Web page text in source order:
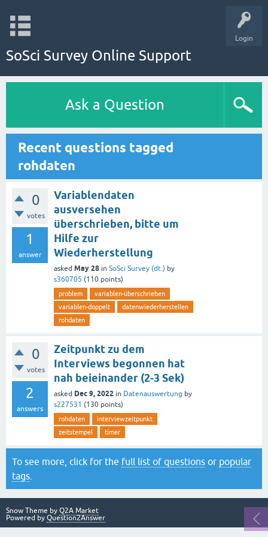
Login
SoSci Survey Online Support
Ask a Question
Recent questions tagged
rohdaten
0
votes
1
answer
Variablendaten
ausversehen
überschrieben, bitte um
Hilfe zur
Wiederherstellung
asked May 28 in SoSci Survey (dt.) by
s360705 (110 points)
problem
variablen-überschrieben
variablen-doppelt
datenwiederherstellen
rohdaten
0
votes
2
answers
Zeitpunkt zu dem
Interviews begonnen hat
nah beieinander (2-3 Sek)
asked Dec 9, 2022 in Datenauswertung by
s227531 (130 points)
rohdaten
interviewzeitpunkt
zeitstempel
timer
To see more, click for the full list of questions or popular
tags
Snow Theme by Q2A Market
Powered by Question2Answer